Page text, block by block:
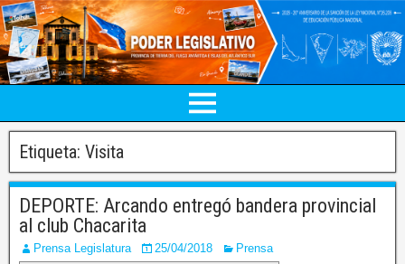
Etiqueta: Visita
DEPORTE: Arcando entregó bandera provincial
al club Chacarita
Prensa Legislatura 25/04/2018 Prensa